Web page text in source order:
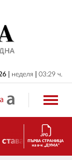
неделя 03:29 ч.
ПЪРВА СТРАНИЦА
на в-к „ДУМА“